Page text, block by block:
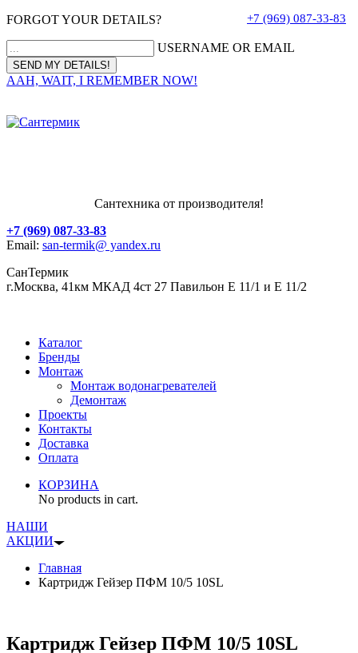
FORGOT YOUR DETAILS?
USERNAME OR EMAIL
AAH, WAIT, I REMEMBER NOW!
+7 (969) 087-33-83
Сантехника от производителя!
+7 (969) 087-33-83
Email: san-termik@ yandex.ru
СанТермик
г.Москва, 41км МКАД 4ст 27 Павильон Е 11/1 и Е 11/2
Каталог
Бренды
Монтаж
Монтаж водонагревателей
Демонтаж
Проекты
Контакты
Доставка
Оплата
КОРЗИНА
No products in cart.
НАШИ
АКЦИИ
Главная
Картридж Гейзер ПФМ 10/5 10SL
Картридж Гейзер ПФМ 10/5 10SL